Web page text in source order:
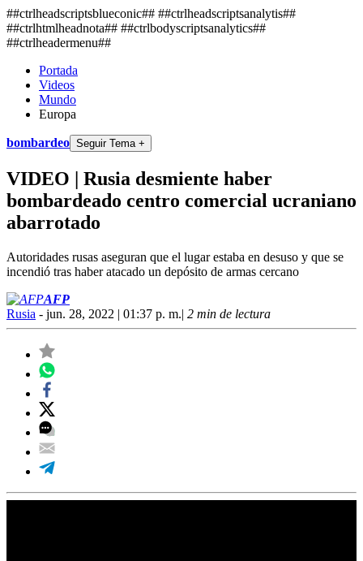
##ctrlheadscriptsblueconic## ##ctrlheadscriptsanalytis##
##ctrlhtmlheadnota## ##ctrlbodyscriptsanalytics##
##ctrlheadermenu##
Portada
Videos
Mundo
Europa
bombardeo Seguir Tema +
VIDEO | Rusia desmiente haber
bombardeado centro comercial ucraniano
abarrotado
Autoridades rusas aseguran que el lugar estaba en desuso y que se
incendió tras haber atacado un depósito de armas cercano
AFP
Rusia - jun. 28, 2022 | 01:37 p. m.| 2 min de lectura